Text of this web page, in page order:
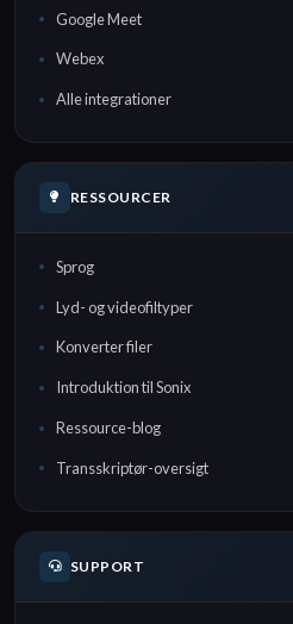
Google Meet
Webex
Alle integrationer
RESSOURCER
Sprog
Lyd- og videofiltyper
Konverter filer
Introduktion til Sonix
Ressource-blog
Transskriptør-oversigt
SUPPORT